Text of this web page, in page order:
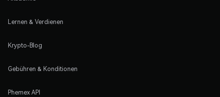
Lernen & Verdienen
Krypto-Blog
Gebühren & Konditionen
Phemex API